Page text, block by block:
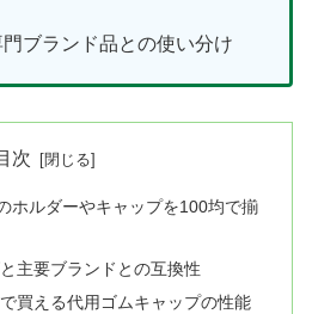
ブランド品との使い分け
次
ホルダーやキャップを100均で揃
主要ブランドとの互換性
買える代用ゴムキャップの性能